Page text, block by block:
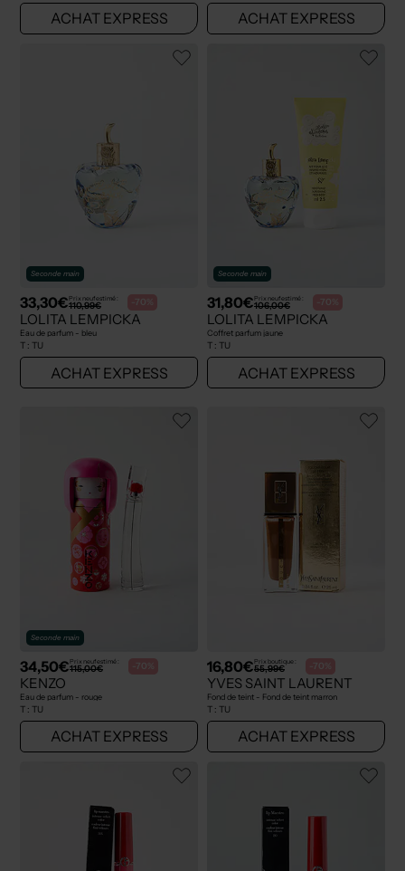
ACHAT EXPRESS ACHAT EXPRESS
Seconde main
33,30€Prix neuf estimé :
110,99€ -70%
LOLITA LEMPICKA
Eau de parfum - bleu
T : TU
ACHAT EXPRESS
Seconde main
31,80€Prix neuf estimé :
106,00€ -70%
LOLITA LEMPICKA
Coffret parfum jaune
T : TU
ACHAT EXPRESS
Seconde main
34,50€Prix neuf estimé :
115,00€ -70%
KENZO
Eau de parfum - rouge
T : TU
ACHAT EXPRESS
16,80€Prix boutique :
55,99€ -70%
YVES SAINT LAURENT
Fond de teint - Fond de teint marron
T : TU
ACHAT EXPRESS